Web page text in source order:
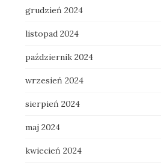
grudzień 2024
listopad 2024
październik 2024
wrzesień 2024
sierpień 2024
maj 2024
kwiecień 2024